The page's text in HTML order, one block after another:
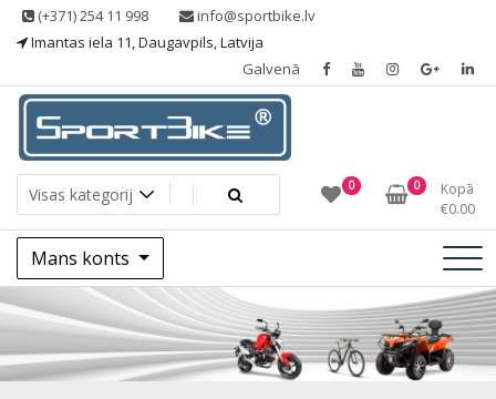
Skip (+371) 254 11 998
info@sportbike.lv
Imantas iela 11, Daugavpils, Latvija
Galvenā
Sportbike
Sporting goods 0 0
Kopā
€0.00
Mans konts